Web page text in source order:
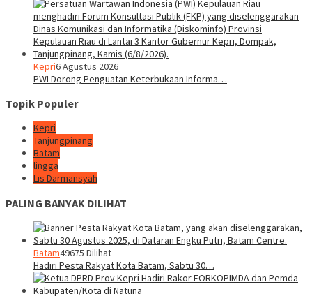
Kepri6 Agustus 2026
PWI Dorong Penguatan Keterbukaan Informa…
Topik Populer
Kepri
Tanjungpinang
Batam
lingga
Lis Darmansyah
PALING BANYAK DILIHAT
Batam49675 Dilihat
Hadiri Pesta Rakyat Kota Batam, Sabtu 30…